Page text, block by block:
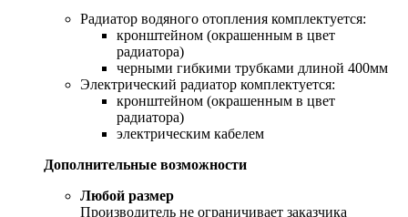
Радиатор водяного отопления комплектуется:
кронштейном (окрашенным в цвет
радиатора)
черными гибкими трубками длиной 400мм
Электрический радиатор комплектуется:
кронштейном (окрашенным в цвет
радиатора)
электрическим кабелем
Дополнительные возможности
Любой размер
Производитель не ограничивает заказчика